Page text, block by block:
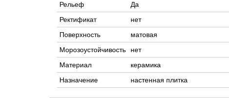
Рельеф
Да
Ректификат
нет
Поверхность
матовая
Морозоустойчивость
нет
Материал
керамика
Назначение
настенная плитка